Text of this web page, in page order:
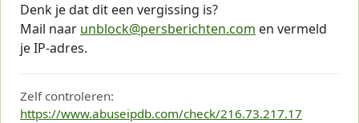
Denk je dat dit een vergissing is?
Mail naar unblock@persberichten.com en vermeld
je IP-adres.
Zelf controleren:
https://www.abuseipdb.com/check/216.73.217.17